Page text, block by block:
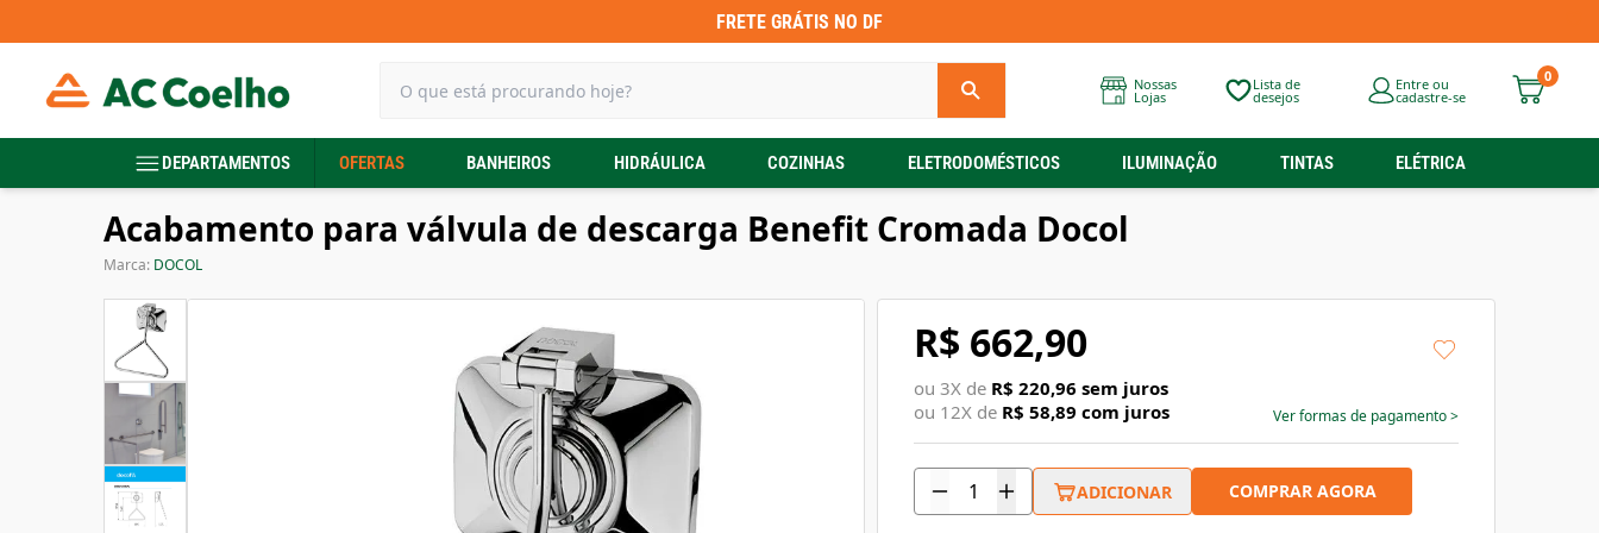
FRETE GRÁTIS NO DF
Nossas
Lojas
Lista de
desejos
Entre ou
cadastre-se
0
DEPARTAMENTOS OFERTAS BANHEIROS HIDRÁULICA COZINHAS ELETRODOMÉSTICOS ILUMINAÇÃO TINTAS ELÉTRICA
Acabamento para válvula de descarga Benefit Cromada Docol
Marca: DOCOL
R$ 662,90
ou 3X de R$ 220,96 sem juros
ou 12X de R$ 58,89 com juros Ver formas de pagamento>
ADICIONAR COMPRAR AGORA